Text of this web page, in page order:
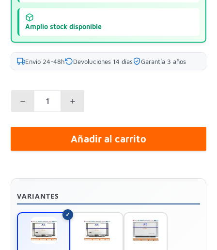
Amplio stock disponible
Envío 24-48h Devoluciones 14 días Garantía 3 años
Añadir al carrito
VARIANTES